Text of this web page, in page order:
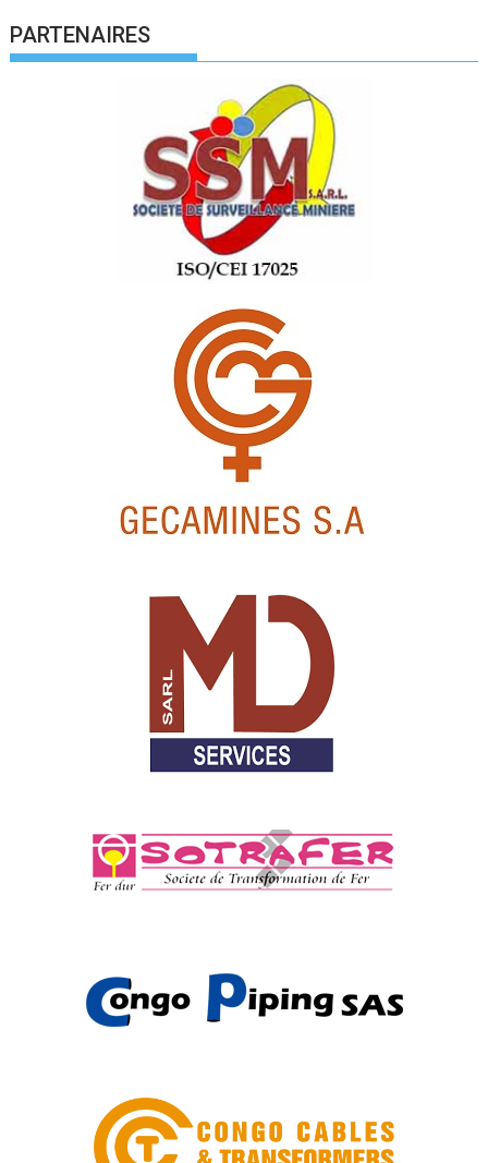
PARTENAIRES